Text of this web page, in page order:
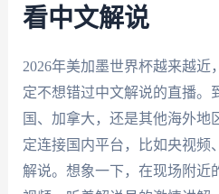
看中文解说
2026年美加墨世界杯越来越近
定不想错过中文解说的直播。
国、加拿大，还是其他海外地
定连接国内平台，比如央视频
解说。想象一下，在现场附近